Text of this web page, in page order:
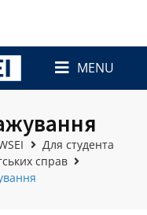
MENU
Для студента
справ